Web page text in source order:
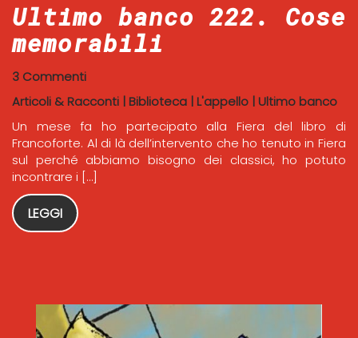
Ultimo banco 222. Cose
memorabili
3 Commenti
Articoli & Racconti | Biblioteca | L'appello | Ultimo banco
Un mese fa ho partecipato alla Fiera del libro di
Francoforte. Al di là dell’intervento che ho tenuto in Fiera
sul perché abbiamo bisogno dei classici, ho potuto
incontrare i […]
LEGGI